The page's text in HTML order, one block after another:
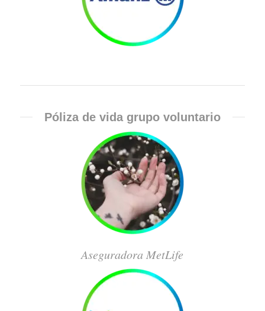
Póliza de vida grupo voluntario
Aseguradora MetLife